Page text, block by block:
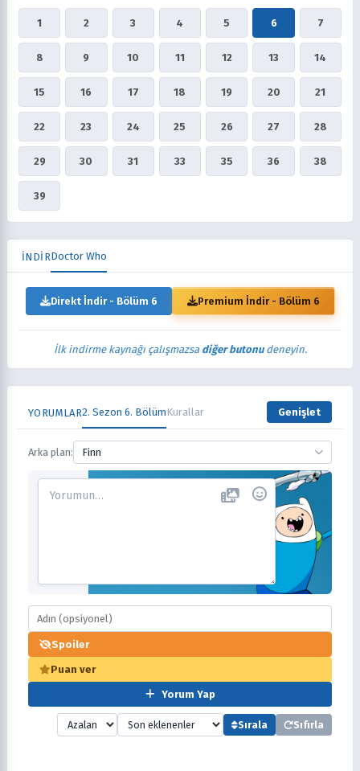
1 2 3 4 5 6 7
8 9 10 11 12 13 14
15 16 17 18 19 20 21
22 23 24 25 26 27 28
29 30 31 33 35 36 38
39
İNDİRDoctor Who
Direkt İndir - Bölüm 6 Premium İndir - Bölüm 6
İlk indirme kaynağı çalışmazsa diğer butonudeneyin.
YORUMLAR2. Sezon 6. BölümKurallar Genişlet
Arka plan: Finn
Spoiler
Puan ver
Yorum Yap
Sırala Sıfırla